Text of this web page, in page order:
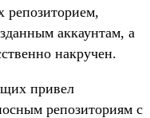
репозиторием,
аккаунтам, а
накручен.
привел
репозиториям с